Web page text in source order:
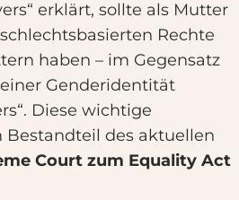
erklärt, sollte als Mutter
Rechte
haben – im Gegensatz
Genderidentität
Diese wichtige
Bestandteil des aktuellen
Court zum Equality Act